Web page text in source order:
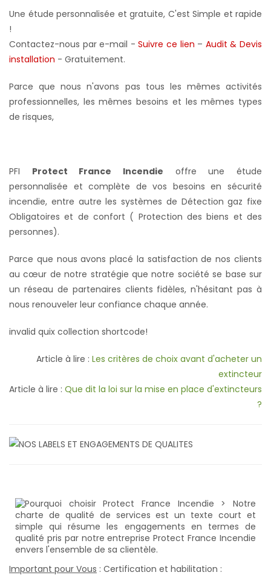
Une étude personnalisée et gratuite, C'est Simple et rapide
!
Contactez-nous par e-mail -Suivre ce lien – Audit & Devis
installation - Gratuitement.
Parce que nous n'avons pas tous les mêmes activités
professionnelles, les mêmes besoins et les mêmes types
de risques,
PFI Protect France Incendie offre une étude
personnalisée et complète de vos besoins en sécurité
incendie, entre autre les systèmes de Détection gaz fixe
Obligatoires et de confort ( Protection des biens et des
personnes).
Parce que nous avons placé la satisfaction de nos clients
au cœur de notre stratégie que notre société se base sur
un réseau de partenaires clients fidèles, n'hésitant pas à
nous renouveler leur confiance chaque année.
invalid quix collection shortcode!
Article à lire : Les critères de choix avant d'acheter un
extincteur
Article à lire : Que dit la loi sur la mise en place d'extincteurs
?
Important pour Vous : Certification et habilitation :